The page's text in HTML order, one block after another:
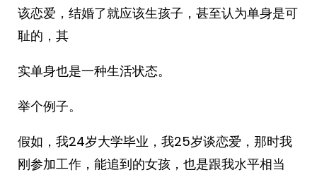
该恋爱，结婚了就应该生孩子，甚至认为单身是可
耻的，其
实单身也是一种生活状态。
举个例子。
假如，我24岁大学毕业，我25岁谈恋爱，那时我
刚参加工作，能追到的女孩，也是跟我水平相当